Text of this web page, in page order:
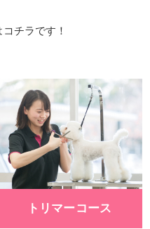
チラです！
トリマーコース